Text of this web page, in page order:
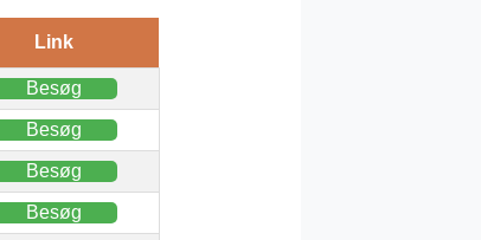
Link
Besøg
Besøg
Besøg
Besøg